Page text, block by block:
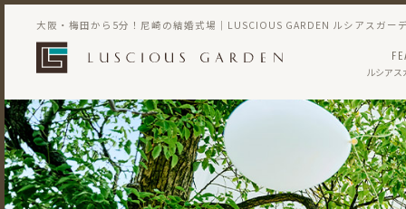
大阪・梅田から5分！尼崎の結婚式場｜LUSCIOUS GARDEN ルシアスガー
ルシアス